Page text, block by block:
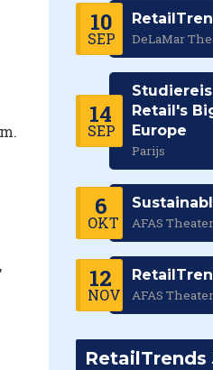
10
SEP DeLaMar
14
SEP
Retail's
Europe
Parijs
6
OKT AFAS Theater
12
NOV AFAS Theater
RetailTrends